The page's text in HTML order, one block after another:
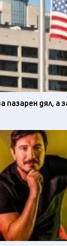
пазарен дял, а